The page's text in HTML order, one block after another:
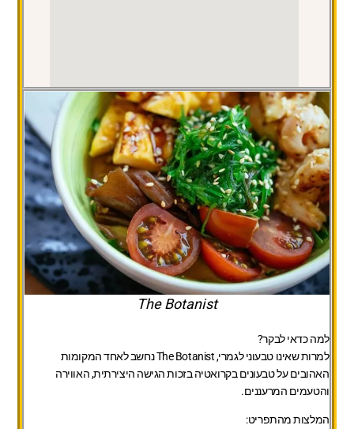
The Botanist
למה כדאי לבקר?
למרות שאינו טבעוני לגמרי, The Botanist נחשב לאחד המקומות
האהובים על טבעונים בקרואטיה בזכות הגישה היצירתית, האווירה
והטעמים המרעננים.
המלצות מהתפריט: